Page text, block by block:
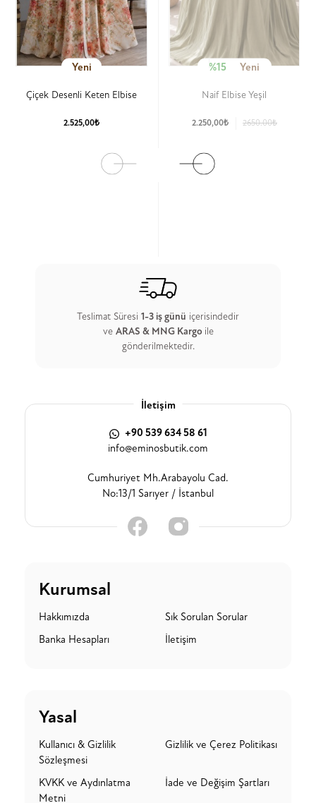
Yeni
Çiçek Desenli Keten Elbise
2.525,00₺
%15 Yeni
Naif Elbise Yeşil
2.250,00₺ 2650.00₺
Teslimat Süresi 1-3 iş günü içerisindedir
ve ARAS & MNG Kargo ile
gönderilmektedir.
İletişim
+90 539 634 58 61
info@eminosbutik.com
Cumhuriyet Mh.Arabayolu Cad.
No:13/1 Sarıyer / İstanbul
Kurumsal
Hakkımızda
Sık Sorulan Sorular
Banka Hesapları
İletişim
Yasal
Kullanıcı & Gizlilik
Sözleşmesi
Gizlilik ve Çerez Politikası
KVKK ve Aydınlatma
Metni
İade ve Değişim Şartları